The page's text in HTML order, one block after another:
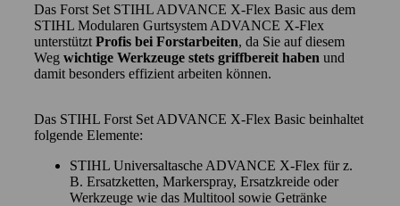
Das Forst Set STIHL ADVANCE X-Flex Basic aus dem
STIHL Modularen Gurtsystem ADVANCE X-Flex
unterstützt Profis bei Forstarbeiten, da Sie auf diesem
Weg wichtige Werkzeuge stets griffbereit haben und
damit besonders effizient arbeiten können.
Das STIHL Forst Set ADVANCE X-Flex Basic beinhaltet
folgende Elemente:
STIHL Universaltasche ADVANCE X-Flex für z.
B. Ersatzketten, Markerspray, Ersatzkreide oder
Werkzeuge wie das Multitool sowie Getränke